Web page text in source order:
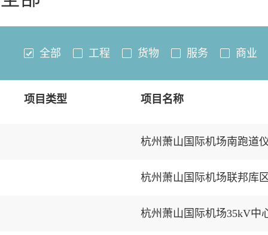
全部 工程 货物 服务 商业
项目类型 项目名称
杭州萧山国际机场联邦库
杭州萧山国际机场35kV中